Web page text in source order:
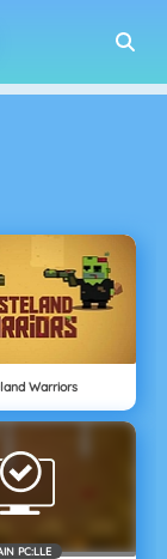
Warriors
PC:LLE